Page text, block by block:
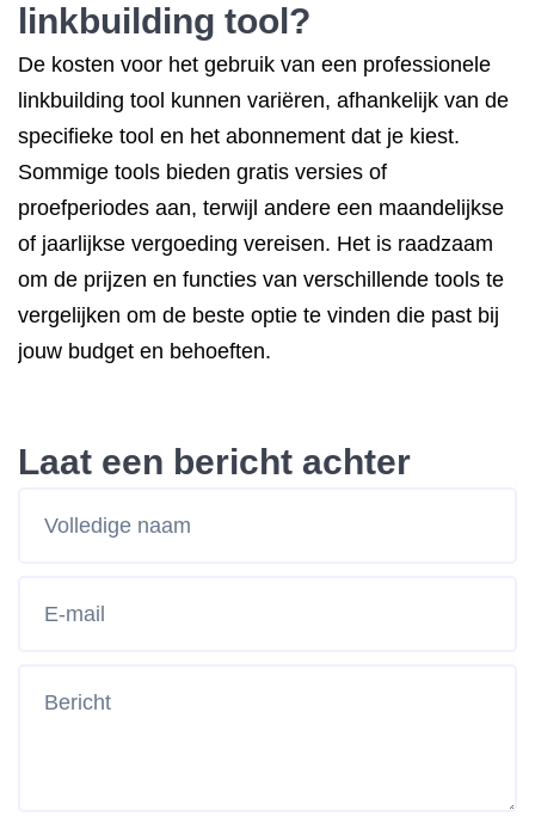
linkbuilding tool?
De kosten voor het gebruik van een professionele
linkbuilding tool kunnen variëren, afhankelijk van de
specifieke tool en het abonnement dat je kiest.
Sommige tools bieden gratis versies of
proefperiodes aan, terwijl andere een maandelijkse
of jaarlijkse vergoeding vereisen. Het is raadzaam
om de prijzen en functies van verschillende tools te
vergelijken om de beste optie te vinden die past bij
jouw budget en behoeften.
Laat een bericht achter